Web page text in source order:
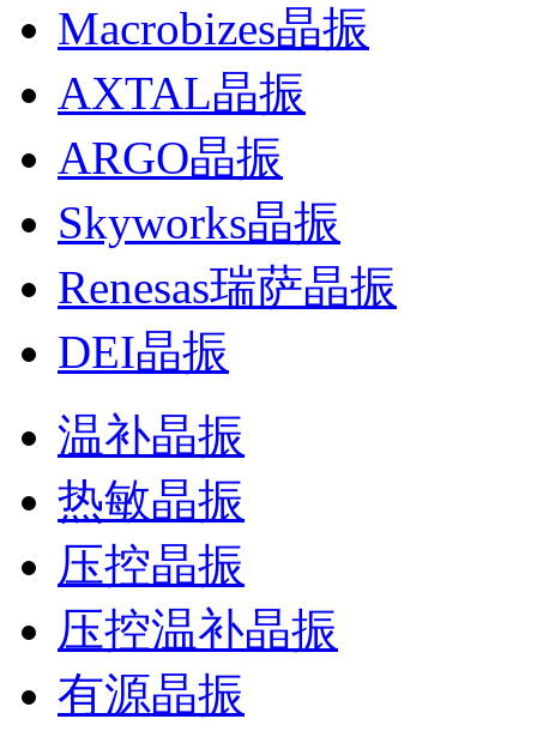
Macrobizes晶振
AXTAL晶振
ARGO晶振
Skyworks晶振
Renesas瑞萨晶振
DEI晶振
温补晶振
热敏晶振
压控晶振
压控温补晶振
有源晶振